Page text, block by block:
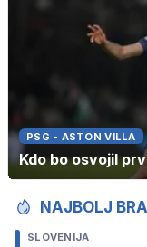
PSG - ASTON VILLA
Kdo bo osvojil
NAJBOLJ
SLOVENIJA